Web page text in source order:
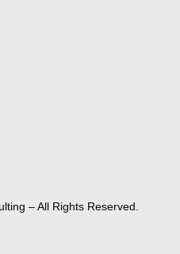
– All Rights Reserved.